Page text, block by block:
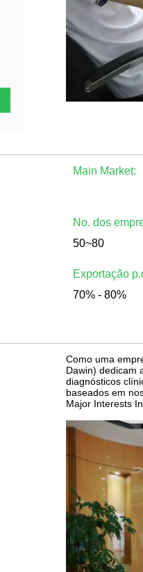
Main Market:
No. dos
50~80
Exportação
70% - 80%
Como uma
Dawin) dedicam
diagnósticos
baseados em
Major Interests